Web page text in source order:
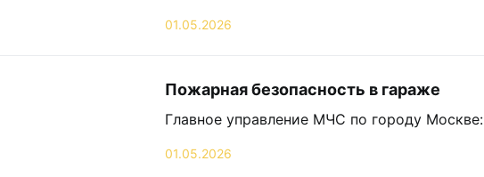
01.05.2026
Пожарная безопасность в гараже
Главное управление МЧС по городу Москве:
01.05.2026